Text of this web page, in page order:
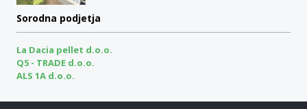
Sorodna podjetja
La Dacia pellet d.o.o.
Q5 - TRADE d.o.o.
ALS 1A d.o.o.